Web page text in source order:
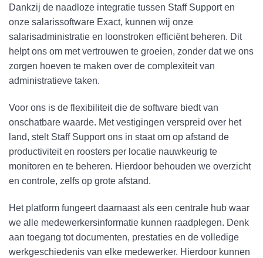
Dankzij de naadloze integratie tussen Staff Support en
onze salarissoftware Exact, kunnen wij onze
salarisadministratie en loonstroken efficiënt beheren. Dit
helpt ons om met vertrouwen te groeien, zonder dat we ons
zorgen hoeven te maken over de complexiteit van
administratieve taken.
Voor ons is de flexibiliteit die de software biedt van
onschatbare waarde. Met vestigingen verspreid over het
land, stelt Staff Support ons in staat om op afstand de
productiviteit en roosters per locatie nauwkeurig te
monitoren en te beheren. Hierdoor behouden we overzicht
en controle, zelfs op grote afstand.
Het platform fungeert daarnaast als een centrale hub waar
we alle medewerkersinformatie kunnen raadplegen. Denk
aan toegang tot documenten, prestaties en de volledige
werkgeschiedenis van elke medewerker. Hierdoor kunnen